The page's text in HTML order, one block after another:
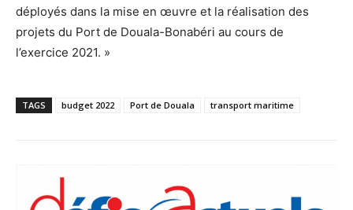
déployés dans la mise en œuvre et la réalisation des
projets du Port de Douala-Bonabéri au cours de
l’exercice 2021. »
TAGS budget 2022 Port de Douala transport maritime